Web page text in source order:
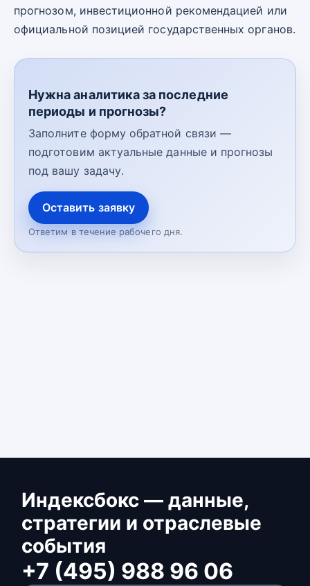
прогнозом, инвестиционной рекомендацией или
официальной позицией государственных органов.
Нужна аналитика за последние
периоды и прогнозы?
Заполните форму обратной связи —
подготовим актуальные данные и прогнозы
под вашу задачу.
Оставить заявку
Ответим в течение рабочего дня.
Индексбокс — данные,
стратегии и отраслевые
события
+7 (495) 988 96 06